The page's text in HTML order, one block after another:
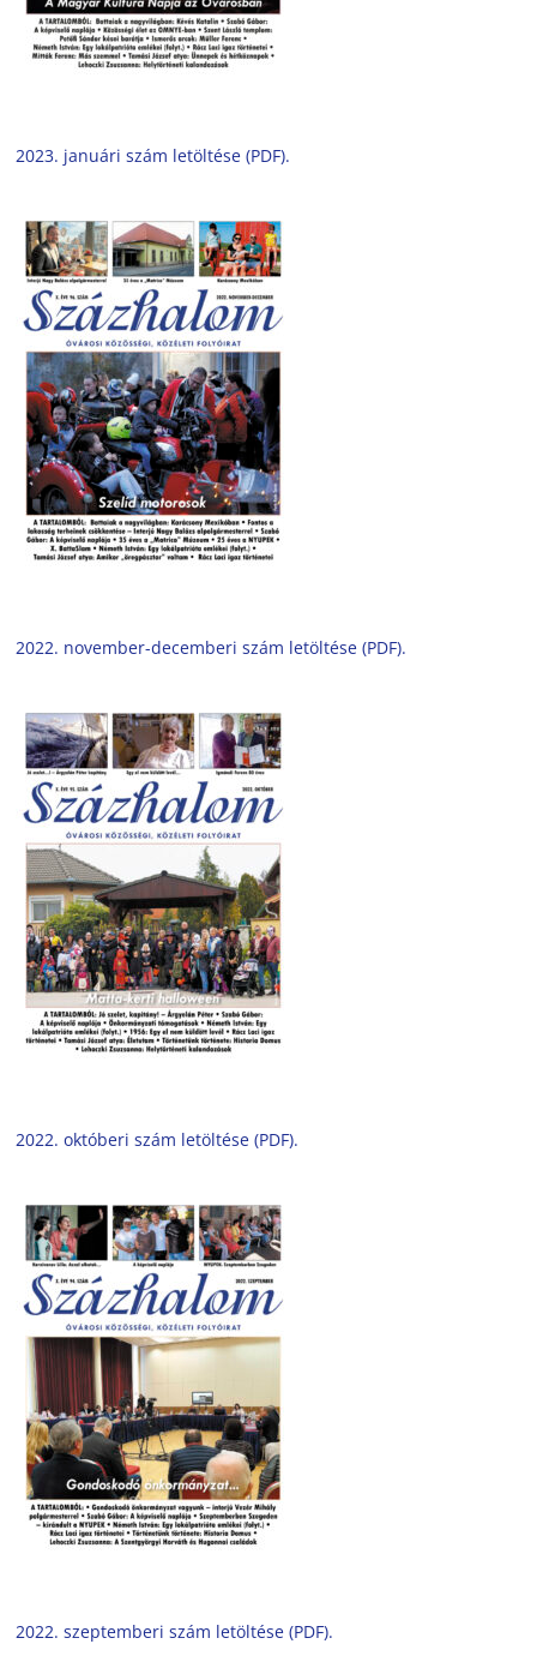
2023. januári szám letöltése (PDF).
2022. november-decemberi szám letöltése (PDF).
2022. októberi szám letöltése (PDF).
2022. szeptemberi szám letöltése (PDF).